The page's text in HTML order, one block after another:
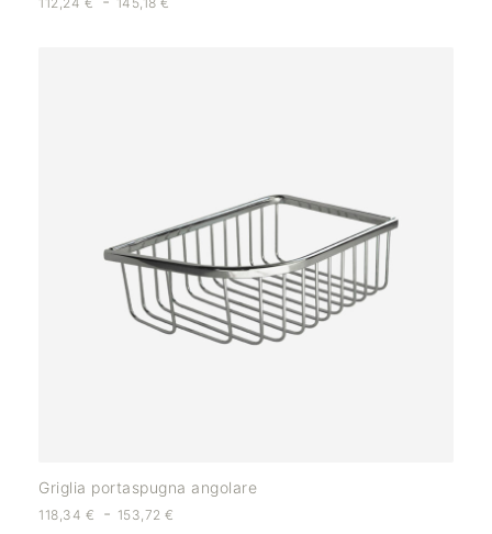
Griglia portaspugna angolare
118,34 € - 153,72€